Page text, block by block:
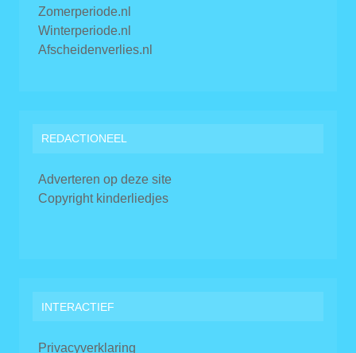
Zomerperiode.nl
Winterperiode.nl
Afscheidenverlies.nl
REDACTIONEEL
Adverteren op deze site
Copyright kinderliedjes
INTERACTIEF
Privacyverklaring